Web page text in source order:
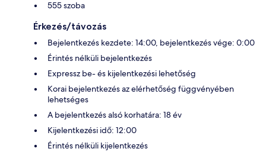
555 szoba
Érkezés/távozás
Bejelentkezés kezdete: 14:00, bejelentkezés vége: 0:00
Érintés nélküli bejelentkezés
Expressz be- és kijelentkezési lehetőség
Korai bejelentkezés az elérhetőség függvényében
lehetséges
A bejelentkezés alsó korhatára: 18 év
Kijelentkezési idő: 12:00
Érintés nélküli kijelentkezés